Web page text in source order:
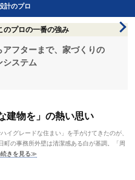
計のプロ
のプロの一番の強み
アフターまで、家づくりの
システム
建物を」の熱い思い
グレードな住まい」を手がけてきたのが、
の事務所外壁は清潔感ある白が基調。「周
続きを見る≫